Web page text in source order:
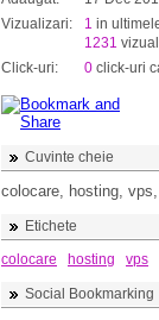
Vizualizari:
1 in
1231
Click-uri:
0 click-uri
Cuvinte cheie
colocare, hosting,
Etichete
colocare
hosting vps
Social Bookmarking